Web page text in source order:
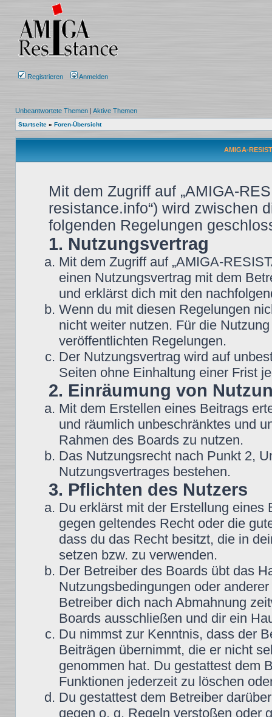
Registrieren Anmelden
Unbeantwortete Themen | Aktive Themen
Startseite » Foren-Übersicht
AMIGA-
Mit dem Zugriff auf „AMIGA-
resistance.info“) wird zwischen
folgenden Regelungen
1. Nutzungsvertrag
Mit dem Zugriff auf „AMIGA-
einen Nutzungsvertrag mit dem
und erklärst dich mit den
Wenn du mit diesen Regelungen
nicht weiter nutzen. Für die
veröffentlichten Regelungen.
Der Nutzungsvertrag wird auf
Seiten ohne Einhaltung einer Frist
2. Einräumung von
Mit dem Erstellen eines Beitrags
und räumlich unbeschränktes und
Rahmen des Boards zu nutzen.
Das Nutzungsrecht nach Punkt 2,
Nutzungsvertrages bestehen.
3. Pflichten des Nutzers
Du erklärst mit der Erstellung eines
gegen geltendes Recht oder die
dass du das Recht besitzt, die in
setzen bzw. zu verwenden.
Der Betreiber des Boards übt das
Nutzungsbedingungen oder
Betreiber dich nach Abmahnung
Boards ausschließen und dir ein
Du nimmst zur Kenntnis, dass der
Beiträgen übernimmt, die er nicht
genommen hat. Du gestattest dem
Funktionen jederzeit zu löschen
Du gestattest dem Betreiber
gegen o. g. Regeln verstoßen oder